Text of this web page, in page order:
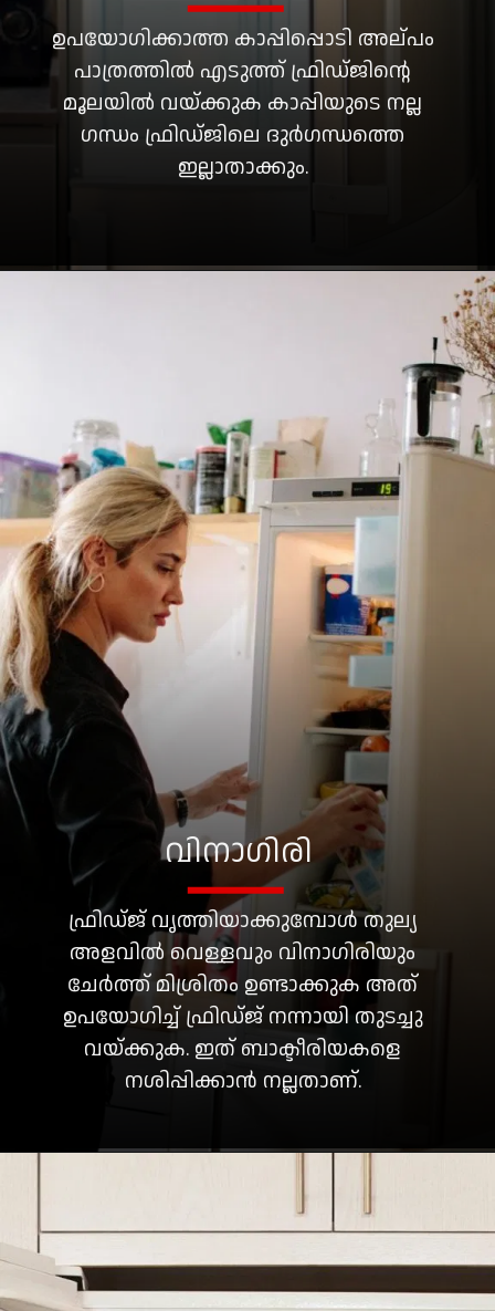
ഉപയോഗിക്കാത്ത കാപ്പിപ്പൊടി അല്പം
പാത്രത്തിൽ എടുത്ത് ഫ്രിഡ്ജിന്റെ
മൂലയിൽ വയ്ക്കുക കാപ്പിയുടെ നല്ല
ഗന്ധം ഫ്രിഡ്ജിലെ ദുർഗന്ധത്തെ
ഇല്ലാതാക്കും.
ഫ്രിഡ്ജ് വൃത്തിയാക്കുമ്പോൾ തുല്യ
അളവിൽ വെള്ളവും വിനാഗിരിയും
ചേർത്ത് മിശ്രിതം ഉണ്ടാക്കുക അത്
ഉപയോഗിച്ച് ഫ്രിഡ്ജ് നന്നായി തുടച്ചു
വയ്ക്കുക. ഇത് ബാക്ടീരിയകളെ
നശിപ്പിക്കാൻ നല്ലതാണ്.
വിനാഗിരി